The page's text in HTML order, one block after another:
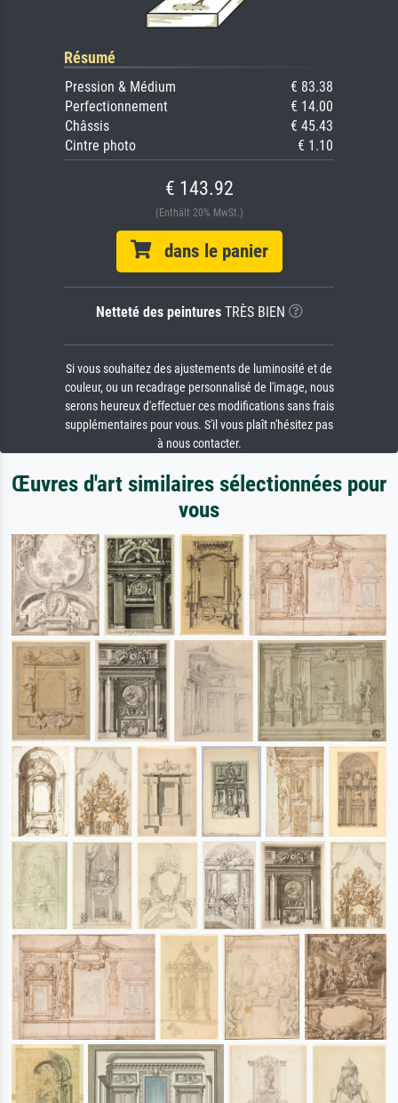
Résumé
Pression & Médium
€ 83.38
Perfectionnement
€ 14.00
Châssis
€ 45.43
Cintre photo
€ 1.10
€ 143.92
(Enthält 20% MwSt.)
dans le panier
Netteté des peinturesTRÈS BIEN
Si vous souhaitez des ajustements de luminosité et de
couleur, ou un recadrage personnalisé de l'image, nous
serons heureux d'effectuer ces modifications sans frais
supplémentaires pour vous. S'il vous plaît n'hésitez pas
à nous contacter.
Œuvres d'art similaires sélectionnées pour
vous